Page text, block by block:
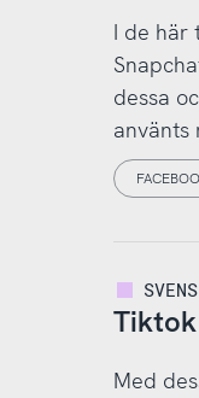
I de här
dessa
använts
Med